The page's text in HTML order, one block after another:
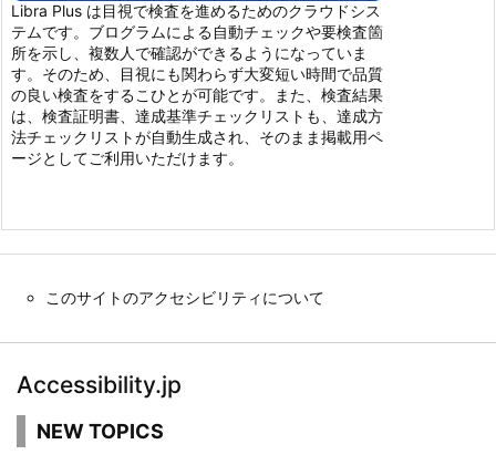
Libra Plus は目視で検査を進めるためのクラウドシス
テムです。ブログラムによる自動チェックや要検査箇
所を示し、複数人で確認ができるようになっていま
す。そのため、目視にも関わらず大変短い時間で品質
の良い検査をするこひとが可能です。また、検査結果
は、検査証明書、達成基準チェックリストも、達成方
法チェックリストが自動生成され、そのまま掲載用ペ
ージとしてご利用いただけます。
このサイトのアクセシビリティについて
Accessibility.jp
NEW TOPICS